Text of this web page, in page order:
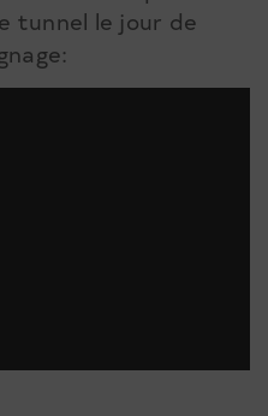
tunnel le jour de